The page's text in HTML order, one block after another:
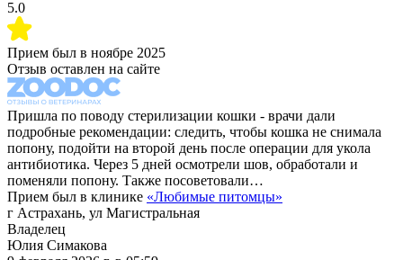
5.0
Прием был в ноябре 2025
Отзыв оставлен на сайте
Пришла по поводу стерилизации кошки - врачи дали
подробные рекомендации: следить, чтобы кошка не снимала
попону, подойти на второй день после операции для укола
антибиотика. Через 5 дней осмотрели шов, обработали и
поменяли попону. Также посоветовали…
Прием был в клинике «Любимые питомцы»
г Астрахань, ул Магистральная
Владелец
Юлия Симакова